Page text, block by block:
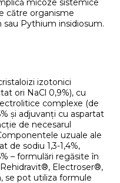
micoze sistemice
către organisme
Pythium insidiosum.
izotonici
ori NaCl 0,9%), cu
complexe (de
și adjuvanți cu aspartat
de necesarul
uzuale ale
de sodiu 1,3-1,4%,
– formulări regăsite în
Electroser®,
se pot utiliza formule